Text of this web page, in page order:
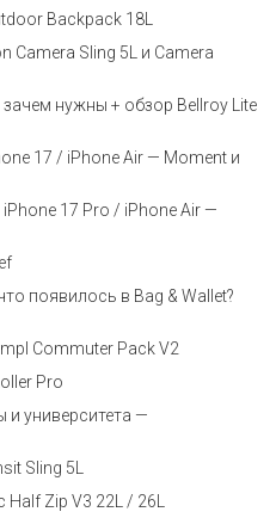
Backpack 18L
Camera Sling 5L и Camera
нужны + обзор Bellroy Lite
17 / iPhone Air — Moment и
17 Pro / iPhone Air —
появилось в Bag & Wallet?
Commuter Pack V2
Pro
университета —
Sling 5L
Zip V3 22L / 26L